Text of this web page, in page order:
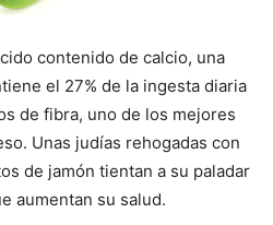
contenido de calcio, una
el 27% de la ingesta diaria
de fibra, uno de los mejores
Unas judías rehogadas con
de jamón tientan a su paladar
aumentan su salud.